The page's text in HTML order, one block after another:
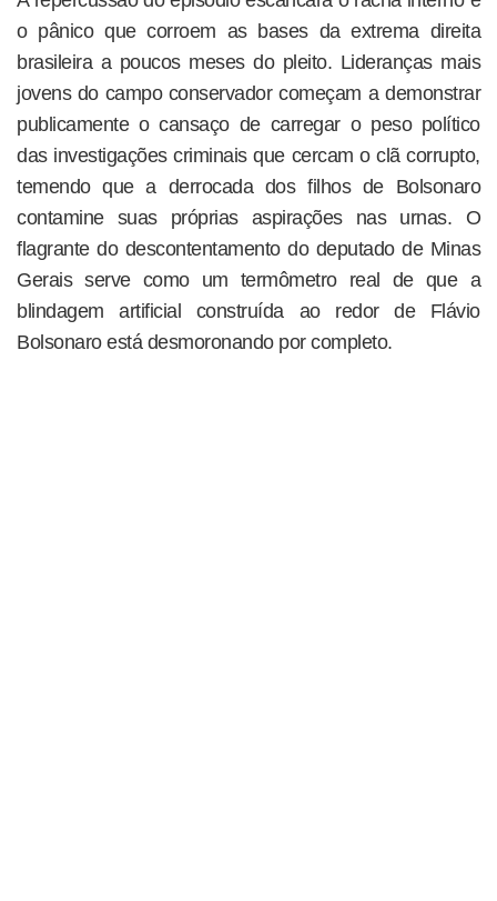
o pânico que corroem as bases da extrema direita
brasileira a poucos meses do pleito. Lideranças mais
jovens do campo conservador começam a demonstrar
publicamente o cansaço de carregar o peso político
das investigações criminais que cercam o clã corrupto,
temendo que a derrocada dos filhos de Bolsonaro
contamine suas próprias aspirações nas urnas. O
flagrante do descontentamento do deputado de Minas
Gerais serve como um termômetro real de que a
blindagem artificial construída ao redor de Flávio
Bolsonaro está desmoronando por completo.